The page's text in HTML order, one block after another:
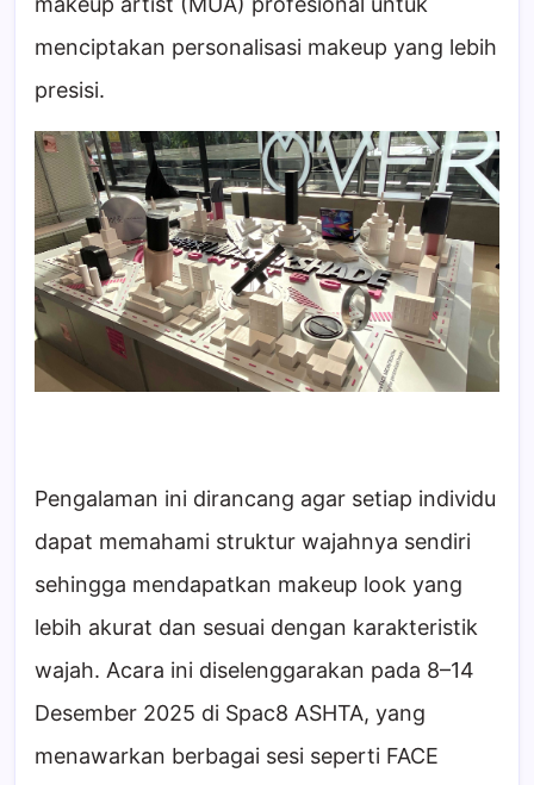
menciptakan personalisasi makeup yang lebih
presisi.
Pengalaman ini dirancang agar setiap individu
dapat memahami struktur wajahnya sendiri
sehingga mendapatkan makeup look yang
lebih akurat dan sesuai dengan karakteristik
wajah. Acara ini diselenggarakan pada 8–14
Desember 2025 di Spac8 ASHTA, yang
menawarkan berbagai sesi seperti FACE